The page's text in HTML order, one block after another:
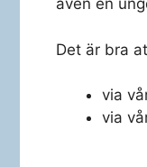
även en
Det är bra
via
via